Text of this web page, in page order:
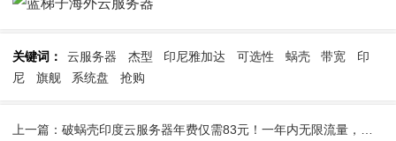
关键词： 云服务器 杰型 印尼雅加达 可选性 蜗壳 带宽
印
尼
旗舰 系统盘 抢购
上一篇：破蜗壳印度云服务器年费仅需83元！一年内无限流量，性价比超高